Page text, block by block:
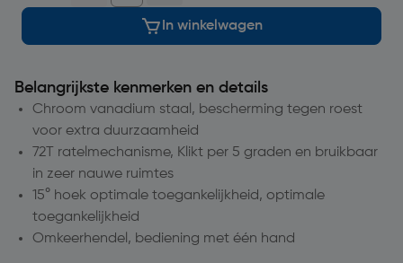
In winkelwagen
Belangrijkste kenmerken en details
Chroom vanadium staal, bescherming tegen roest
voor extra duurzaamheid
72T ratelmechanisme, Klikt per 5 graden en bruikbaar
in zeer nauwe ruimtes
15° hoek optimale toegankelijkheid, optimale
toegankelijkheid
Omkeerhendel, bediening met één hand